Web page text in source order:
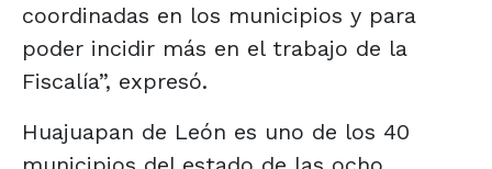
coordinadas en los municipios y para
poder incidir más en el trabajo de la
Fiscalía”, expresó.
Huajuapan de León es uno de los 40